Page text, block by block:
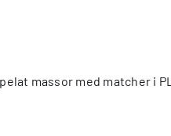
massor med matcher i PL.